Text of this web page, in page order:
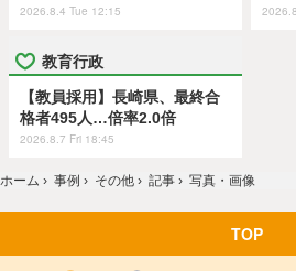
2026.8.4 Tue 12:15
教育行政
【教員採用】長崎県、最終合
格者495人…倍率2.0倍
2026.8.7 Fri 18:45
ホーム › 事例 › その他 › 記事 › 写真・画像
TOP